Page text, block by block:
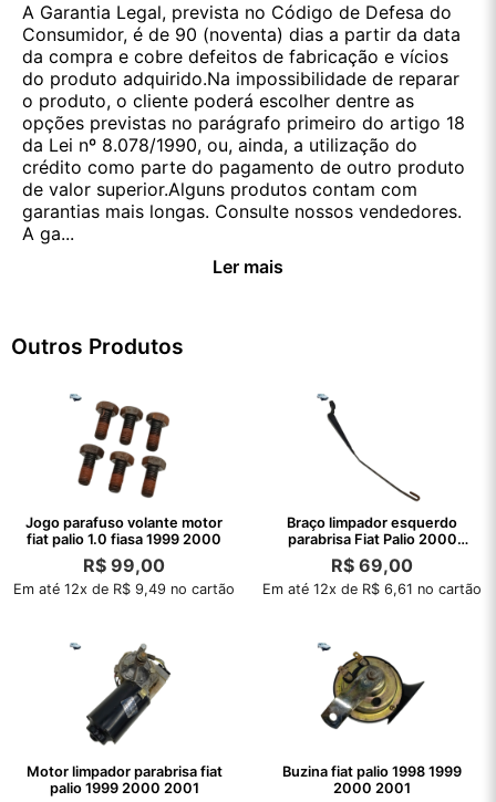
A Garantia Legal, prevista no Código de Defesa do
Consumidor, é de 90 (noventa) dias a partir da data
da compra e cobre defeitos de fabricação e vícios
do produto adquirido.Na impossibilidade de reparar
o produto, o cliente poderá escolher dentre as
opções previstas no parágrafo primeiro do artigo 18
da Lei nº 8.078/1990, ou, ainda, a utilização do
crédito como parte do pagamento de outro produto
de valor superior.Alguns produtos contam com
garantias mais longas. Consulte nossos vendedores.
A ga...
Ler mais
Outros Produtos
Jogo parafuso volante motor
fiat palio 1.0 fiasa 1999 2000
R$ 99,00
Em até 12x de R$ 9,49 no cartão
Braço limpador esquerdo
parabrisa Fiat Palio 2000
1999 1998
R$ 69,00
Em até 12x de R$ 6,61 no cartão
Motor limpador parabrisa fiat
palio 1999 2000 2001
Buzina fiat palio 1998 1999
2000 2001